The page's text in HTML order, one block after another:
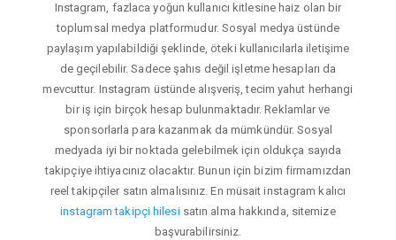
Instagram, fazlaca yoğun kullanıcı kitlesine haiz olan bir
toplumsal medya platformudur. Sosyal medya üstünde
paylaşım yapılabildiği şeklinde, öteki kullanıcılarla iletişime
de geçilebilir. Sadece şahıs değil işletme hesapları da
mevcuttur. Instagram üstünde alışveriş, tecim yahut herhangi
bir iş için birçok hesap bulunmaktadır. Reklamlar ve
sponsorlarla para kazanmak da mümkündür. Sosyal
medyada iyi bir noktada gelebilmek için oldukça sayıda
takipçiye ihtiyacınız olacaktır. Bunun için bizim firmamızdan
reel takipçiler satın almalısınız. En müsait instagram kalıcı
instagram takipçi hilesisatın alma hakkında, sitemize
başvurabilirsiniz.